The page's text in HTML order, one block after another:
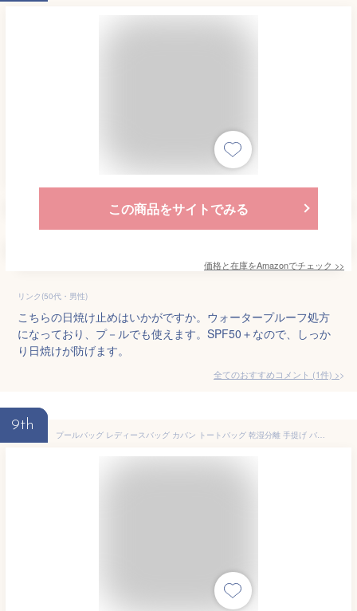
この商品をサイトでみる
価格と在庫をAmazonでチェック >>
リンク(50代・男性)
こちらの日焼け止めはいかがですか。ウォータープルーフ処方
になっており、プ－ルでも使えます。SPF50＋なので、しっか
り日焼けが防げます。
全てのおすすめコメント (1件) >
9th
プールバッグ レディースバッグ カバン トートバッグ 乾湿分離 手提げ バッグ ショルダー プールバック 二層式 クリアバッグ 肩掛け 大容量 シンプル おしゃれ ビーチバッグ 水泳 スイミング 子供用 大人用 おしゃれ 防水 小学生 中学生 撥水 ママ 大人 ジムバッグ 透明